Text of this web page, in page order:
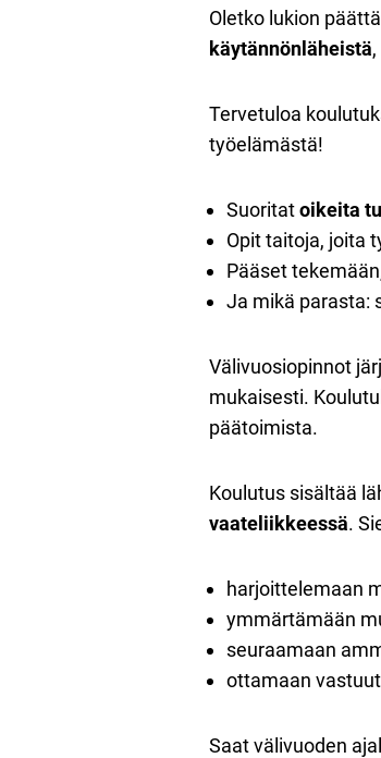
Oletko lukion
käytännönläheistä
Tervetuloa
työelämästä!
Suoritatoikeita
Opit taitoja, joita
Pääset
Ja mikä parasta:
Välivuosiopinnot
mukaisesti.
päätoimista.
Koulutus sisältää
vaateliikkeessä.
harjoittelemaan
ymmärtämään
seuraamaan
ottamaan
Saat välivuoden